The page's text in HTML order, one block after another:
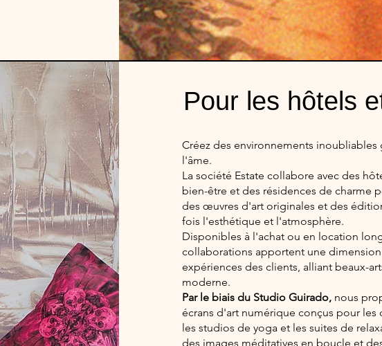
Pour les hôtels
Créez des environnements inoubliables
l'âme.
La société Estate collabore avec des
bien-être et des résidences de charme
des œuvres d'art originales et des
fois l'esthétique et l'atmosphère.
Disponibles à l'achat ou en location
collaborations apportent une
expériences des clients, alliant beaux-
moderne.
Par le biais du Studio Guirado, nous
écrans d'art numérique conçus pour les
les studios de yoga et les suites de
des images méditatives en boucle et